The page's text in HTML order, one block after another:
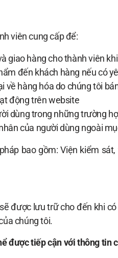
viên cung cấp để:
giao hàng cho thành viên
đến khách hàng nếu có
về hàng hóa do chúng tôi
động trên website
dùng trong những trường
của người dùng ngoài
bao gồm: Viện kiểm
được lưu trữ cho đến khi
chúng tôi.
được tiếp cận với thông tin